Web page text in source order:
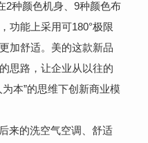
2种颜色机身、9种颜色布
功能上采用可180°极限
加舒适。美的这款新品
思路，让企业从以往的
本”的思维下创新商业模
来的洗空气空调、舒适